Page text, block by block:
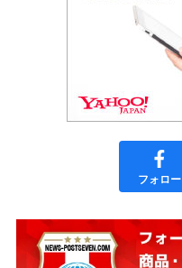
フォロー